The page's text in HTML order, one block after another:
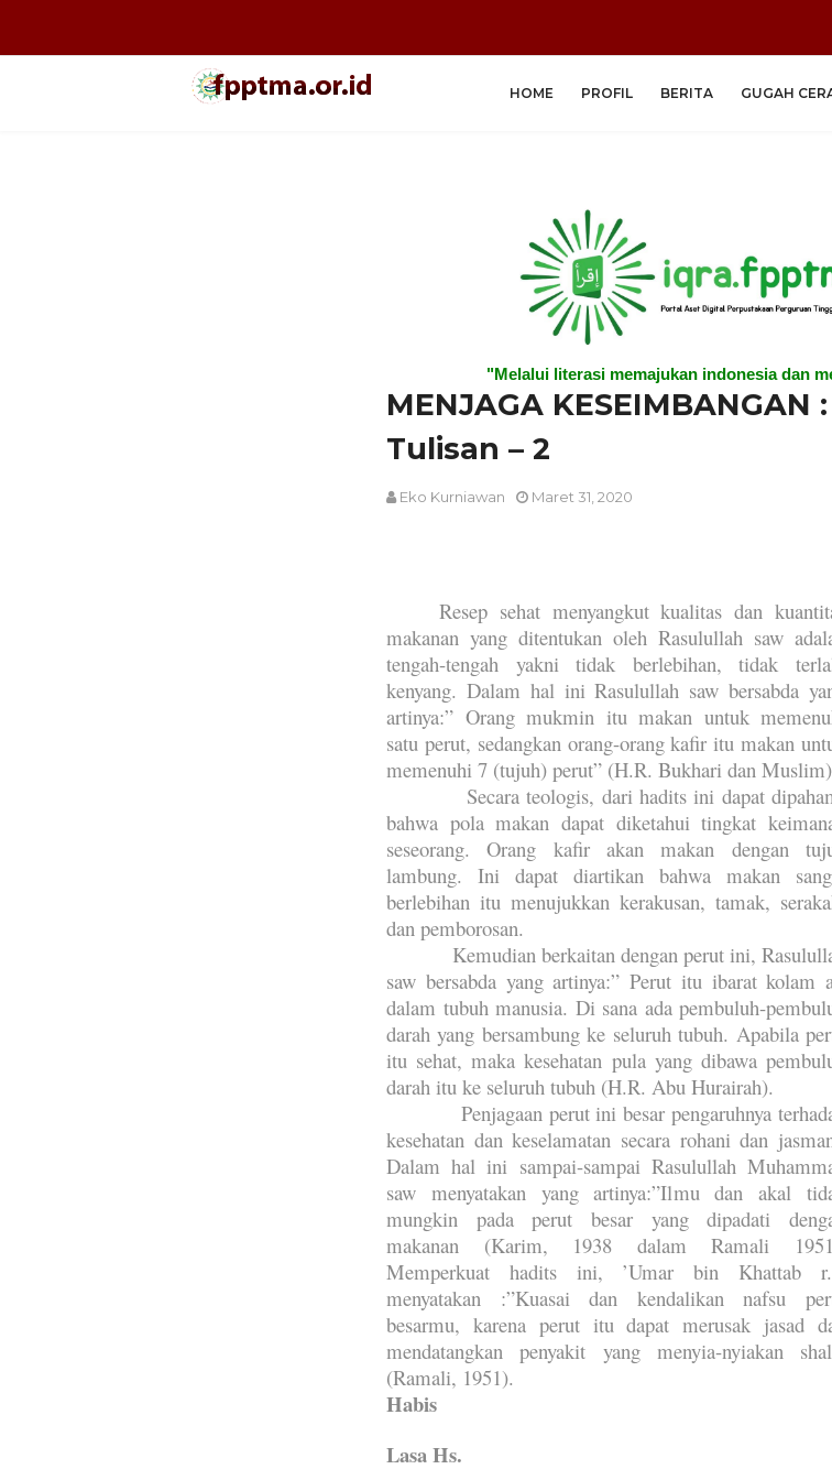
HOME PROFIL BERITA GUGAH
"Melalui literasi memajukan indonesia dan
MENJAGA KESEIMBANGAN :
Tulisan – 2
Eko Kurniawan Maret 31, 2020
Resep sehat menyangkut kualitas dan
makanan yang ditentukan oleh Rasulullah saw
tengah-tengah yakni tidak berlebihan, tidak
kenyang. Dalam hal ini Rasulullah saw bersabda
artinya:” Orang mukmin itu makan untuk
satu perut, sedangkan orang-orang kafir itu makan
memenuhi 7 (tujuh) perut” (H.R. Bukhari dan
Secara teologis, dari hadits ini dapat
bahwa pola makan dapat diketahui tingkat
seseorang. Orang kafir akan makan dengan
lambung. Ini dapat diartikan bahwa makan
berlebihan itu menujukkan kerakusan, tamak,
dan pemborosan.
Kemudian berkaitan dengan perut ini,
saw bersabda yang artinya:” Perut itu ibarat kolam
dalam tubuh manusia. Di sana ada pembuluh-
darah yang bersambung ke seluruh tubuh. Apabila
itu sehat, maka kesehatan pula yang dibawa
darah itu ke seluruh tubuh (H.R. Abu Hurairah).
Penjagaan perut ini besar pengaruhnya
kesehatan dan keselamatan secara rohani dan
Dalam hal ini sampai-sampai Rasulullah
saw menyatakan yang artinya:”Ilmu dan akal
mungkin pada perut besar yang dipadati
makanan (Karim, 1938 dalam Ramali
Memperkuat hadits ini, ’Umar bin Khattab
menyatakan :”Kuasai dan kendalikan nafsu
besarmu, karena perut itu dapat merusak jasad
mendatangkan penyakit yang menyia-nyiakan
(Ramali, 1951).
Habis
Lasa Hs.